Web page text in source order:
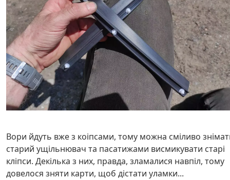
Вори йдуть вже з коіпсами, тому можна сміливо
старий ущільнювач та пасатижами висмикувати старі
кліпси. Декілька з них, правда, зламалися навпіл, тому
довелося зняти карти, щоб дістати уламки...